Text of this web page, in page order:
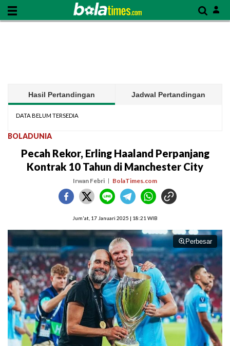
Hasil Pertandingan Jadwal Pertandingan
DATA BELUM TERSEDIA
BOLADUNIA
Pecah Rekor, Erling Haaland Perpanjang
Kontrak 10 Tahun di Manchester City
Irwan Febri BolaTimes.com
Jum'at, 17 Januari 2025 | 18:21 WIB
Perbesar